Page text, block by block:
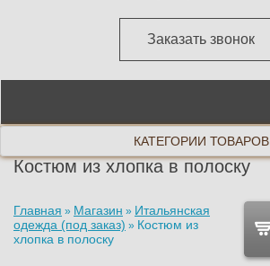
Заказать звонок
КАТЕГОРИИ ТОВАРОВ
Костюм из хлопка в полоску
Главная » Магазин » Итальянская
одежда (под заказ) » Костюм из
хлопка в полоску